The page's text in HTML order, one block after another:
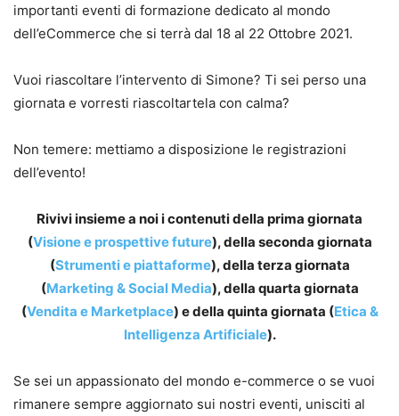
importanti eventi di formazione dedicato al mondo
dell’eCommerce che si terrà dal 18 al 22 Ottobre 2021.
Vuoi riascoltare l’intervento di Simone? Ti sei perso una
giornata e vorresti riascoltartela con calma?
Non temere: mettiamo a disposizione le registrazioni
dell’evento!
Rivivi insieme a noi i contenuti della prima giornata
(Visione e prospettive future), della seconda giornata
(Strumenti e piattaforme), della terza giornata
(Marketing & Social Media), della quarta giornata
(Vendita e Marketplace) e della quinta giornata (Etica &
Intelligenza Artificiale).
Se sei un appassionato del mondo e-commerce o se vuoi
rimanere sempre aggiornato sui nostri eventi, unisciti al